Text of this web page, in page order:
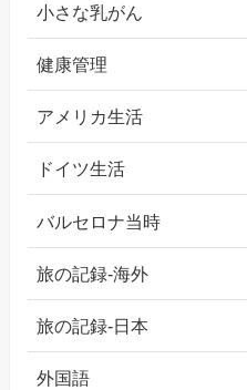
小さな乳がん
健康管理
アメリカ生活
ドイツ生活
バルセロナ当時
旅の記録-海外
旅の記録-日本
外国語